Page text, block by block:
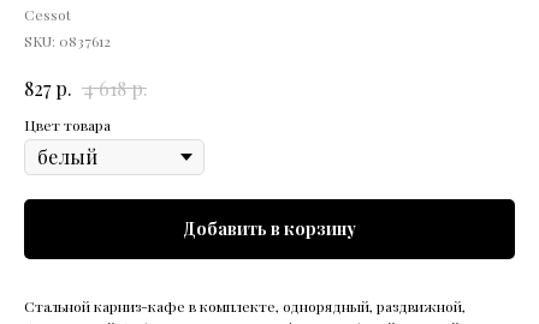
Cessot
SKU: 0837612
827 р. 4 618р.
Цвет товара
Добавить в корзину
Стальной карниз-кафе в комплекте, однорядный, раздвижной,